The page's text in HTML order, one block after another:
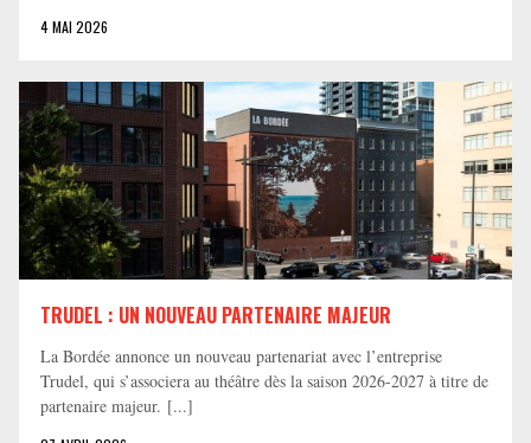
4 MAI 2026
TRUDEL : UN NOUVEAU PARTENAIRE MAJEUR
La Bordée annonce un nouveau partenariat avec l’entreprise
Trudel, qui s’associera au théâtre dès la saison 2026-2027 à titre de
partenaire majeur. [...]